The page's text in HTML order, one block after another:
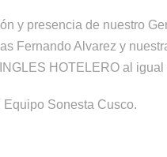
y presencia de nuestro
Fernando Alvarez y
HOTELERO al
Equipo Sonesta Cusco.